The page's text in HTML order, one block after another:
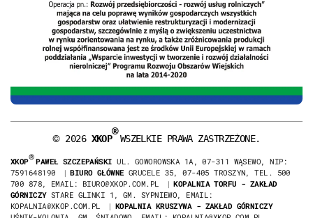
©2026 XKOP
®
WSZELKIE PRAWA ZASTRZEŻONE.
XKOP
® PAWEŁ SZCZEPAŃSKI UL. GOWOROWSKA 1A, 07-311 WĄSEWO, NIP:
7591648190
| BIURO GŁÓWNE GRUCELE 35, 07-405 TROSZYN, TEL. 500
700 878, EMAIL: BIURO@XKOP.COM.PL
| KOPALNIA TORFU - ZAKŁAD
GÓRNICZYSTARE GLINKI 1, GM. SYPNIEWO, EMAIL:
KOPALNIA@XKOP.COM.PL
| KOPALNIA KRUSZYWA - ZAKŁAD GÓRNICZY